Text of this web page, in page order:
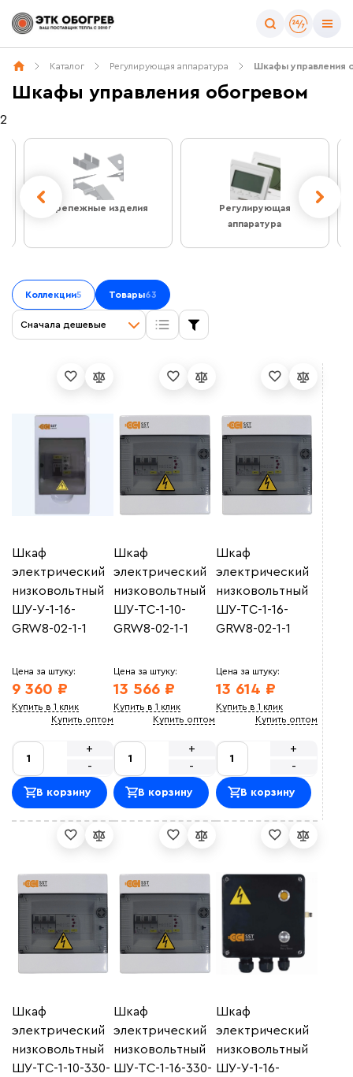
Каталог Регулирующая аппаратура Шкафы управления
Шкафы управления обогревом
2
Крепежные изделия
Регулирующая
аппаратура
Цена
Назначение
Обогрев кровли
Обогрев открытых площадей
Сбросить фильтры
Коллекции5 Товары63
Сначала дешевые
Шкаф
электрический
низковольтный
ШУ-У-1-16-
GRW8-02-1-1
Цена за штуку:
9 360 ₽
Купить в 1 клик
Купить оптом
-
+
В корзину
Шкаф
электрический
низковольтный
ШУ-ТС-1-10-
GRW8-02-1-1
Цена за штуку:
13 566 ₽
Купить в 1 клик
Купить оптом
-
+
В корзину
Шкаф
электрический
низковольтный
ШУ-ТС-1-16-
GRW8-02-1-1
Цена за штуку:
13 614 ₽
Купить в 1 клик
Купить оптом
-
+
В корзину
Шкаф
электрический
низковольтный
ШУ-ТС-1-10-330-
Шкаф
электрический
низковольтный
ШУ-ТС-1-16-330-
Шкаф
электрический
низковольтный
ШУ-У-1-16-